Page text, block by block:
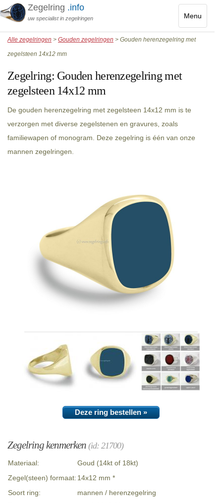
Menu
Toggle
Zegelring .info
uw specialist in zegelringen
Alle zegelringen > Gouden zegelringen > Gouden herenzegelring met
zegelsteen 14x12 mm
Zegelring: Gouden herenzegelring met
zegelsteen 14x12 mm
De gouden herenzegelring met zegelsteen 14x12 mm is te
verzorgen met diverse zegelstenen en gravures, zoals
familiewapen of monogram. Deze zegelring is één van onze
mannen zegelringen.
Deze ring bestellen »
Zegelring kenmerken (id: 21700)
Materiaal:
Goud (14kt of 18kt)
Zegel(steen) formaat: 14x12 mm *
Soort ring:
mannen / herenzegelring